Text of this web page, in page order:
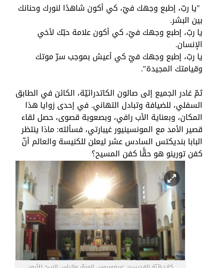
"يا ربّ، إطبع وجهك فيّ، كي أكون شاهدًا لنورك وحنانك
بين البشر.
يا ربّ، إطبع وجهك فيّ، كي أكون علامة حبّك لأخي
الإنسان.
يا ربّ، إطبع وجهك فيّ كي أعيش بموجب سرّ موتك
وقيامتك المجيدة".
ثمّ غادر الجميع إلى صالون الكاتدرائيّة، الكائن في الطابق
السفلي، للضيافة وتبادل التهاني. في إحدى زوايا هذا
المكان، وبعناية الأب رافي، وبصعوبة قصوى، حصل لقاء
قصير الأمد مع المونسينيور غيبارتي، فسألته: ماذا ينتظر
البابا بنديكتس السادس عشر ليعلن للكنيسة والعالم أنّ
كفن تورينو هو حقًّا كفن المسيح؟